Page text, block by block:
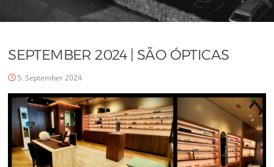
SEPTEMBER 2024 | SÃO ÓPTICAS
5. September 2024